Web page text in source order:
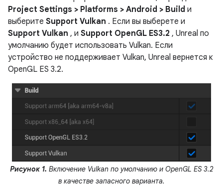
Project Settings > Platforms > Android > Build и
выберите Support Vulkan . Если вы выберете и
Support Vulkan , и Support OpenGL ES3.2 , Unreal по
умолчанию будет использовать Vulkan. Если
устройство не поддерживает Vulkan, Unreal вернется к
OpenGL ES 3.2.
Рисунок 1. Включение Vulkan по умолчанию и OpenGL ES 3.2
в качестве запасного варианта.